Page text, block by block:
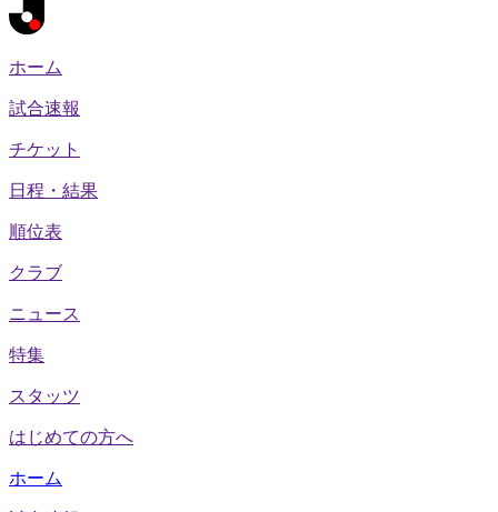
ホーム
試合速報
チケット
日程・結果
順位表
クラブ
ニュース
特集
スタッツ
はじめての方へ
ホーム